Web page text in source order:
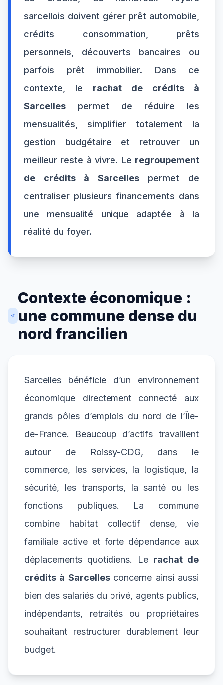
sarcellois doivent gérer prêt automobile,
crédits consommation, prêts
personnels, découverts bancaires ou
parfois prêt immobilier. Dans ce
contexte, le rachat de crédits à
Sarcelles permet de réduire les
mensualités, simplifier totalement la
gestion budgétaire et retrouver un
meilleur reste à vivre. Le regroupement
de crédits à Sarcellespermet de
centraliser plusieurs financements dans
une mensualité unique adaptée à la
réalité du foyer.
Contexte économique :
une commune dense du
nord francilien
Sarcelles bénéficie d’un environnement
économique directement connecté aux
grands pôles d’emplois du nord de l’Île-
de-France. Beaucoup d’actifs travaillent
autour de Roissy-CDG, dans le
commerce, les services, la logistique, la
sécurité, les transports, la santé ou les
fonctions publiques. La commune
combine habitat collectif dense, vie
familiale active et forte dépendance aux
déplacements quotidiens. Le rachat de
crédits à Sarcellesconcerne ainsi aussi
bien des salariés du privé, agents publics,
indépendants, retraités ou propriétaires
souhaitant restructurer durablement leur
budget.